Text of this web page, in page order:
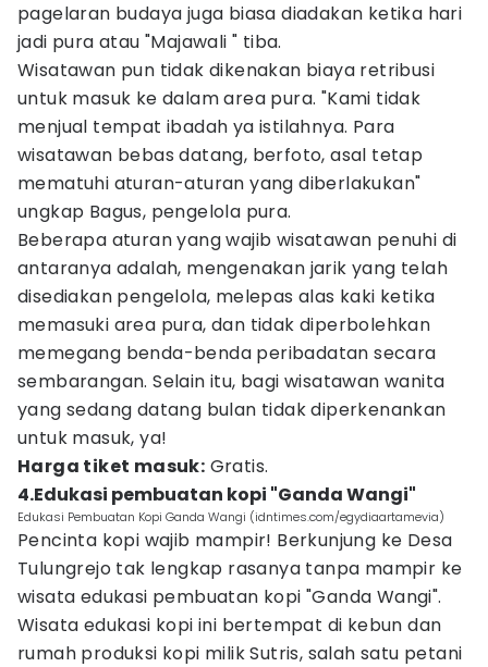
pagelaran budaya juga biasa diadakan ketika hari
jadi pura atau "Majawali " tiba.
Wisatawan pun tidak dikenakan biaya retribusi
untuk masuk ke dalam area pura. "Kami tidak
menjual tempat ibadah ya istilahnya. Para
wisatawan bebas datang, berfoto, asal tetap
mematuhi aturan-aturan yang diberlakukan"
ungkap Bagus, pengelola pura.
Beberapa aturan yang wajib wisatawan penuhi di
antaranya adalah, mengenakan jarik yang telah
disediakan pengelola, melepas alas kaki ketika
memasuki area pura, dan tidak diperbolehkan
memegang benda-benda peribadatan secara
sembarangan. Selain itu, bagi wisatawan wanita
yang sedang datang bulan tidak diperkenankan
untuk masuk, ya!
Harga tiket masuk: Gratis.
4.Edukasi pembuatan kopi "Ganda Wangi"
Edukasi Pembuatan Kopi Ganda Wangi (idntimes.com/egydiaartamevia)
Pencinta kopi wajib mampir! Berkunjung ke Desa
Tulungrejo tak lengkap rasanya tanpa mampir ke
wisata edukasi pembuatan kopi "Ganda Wangi".
Wisata edukasi kopi ini bertempat di kebun dan
rumah produksi kopi milik Sutris, salah satu petani